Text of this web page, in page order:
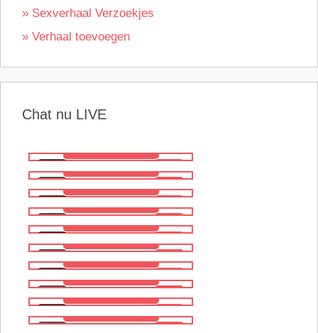
» Sexverhaal Verzoekjes
» Verhaal toevoegen
Chat nu LIVE